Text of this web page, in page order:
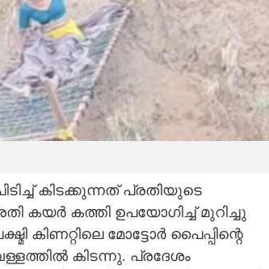
കിടക്കുന്നത് പ്രതിയുടെ
കയർ കത്തി ഉപയോഗിച്ച് മുറിച്ചു
കിണറ്റിലെ മോട്ടോർ പൈപ്പിന്റെ
കിടന്നു. പ്രദേശം
രക്ഷപ്പെടൽ
Share this link
Copy Link